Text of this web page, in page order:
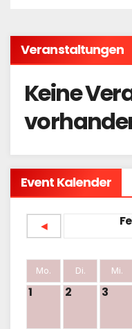
Veranstaltungen
Keine
Event Kalender
◄
Mo. Di. Mi.
1 2 3